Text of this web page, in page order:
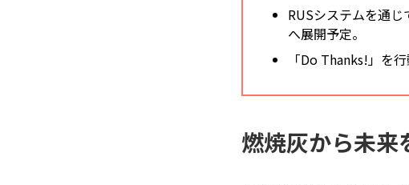
RUSシステムを通
へ展開予定。
「Do Thanks!」を
燃焼灰から未来